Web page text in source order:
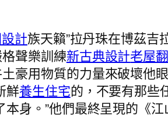
計族天籟”拉丹珠在博茲
聲樂訓練新古典設計老屋
豪用物質的力量來破壞他
鮮養生住宅的，不要有那些
身。”他們最終呈現的《